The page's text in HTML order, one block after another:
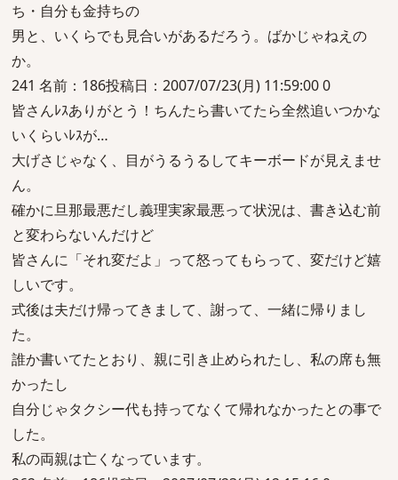
ち・自分も金持ちの
男と、いくらでも見合いがあるだろう。ばかじゃねえの
か。
241 名前：186投稿日：2007/07/23(月) 11:59:00 0
皆さんﾚｽありがとう！ちんたら書いてたら全然追いつかな
いくらいﾚｽが…
大げさじゃなく、目がうるうるしてキーボードが見えませ
ん。
確かに旦那最悪だし義理実家最悪って状況は、書き込む前
と変わらないんだけど
皆さんに「それ変だよ」って怒ってもらって、変だけど嬉
しいです。
式後は夫だけ帰ってきまして、謝って、一緒に帰りまし
た。
誰か書いてたとおり、親に引き止められたし、私の席も無
かったし
自分じゃタクシー代も持ってなくて帰れなかったとの事で
した。
私の両親は亡くなっています。